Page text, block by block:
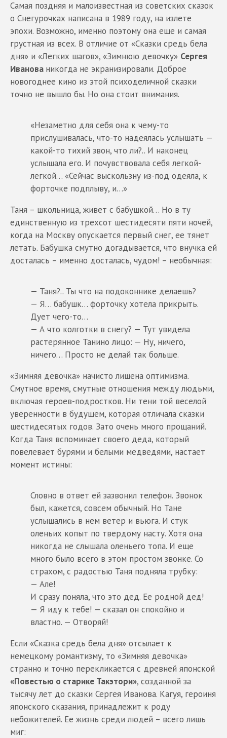
Самая поздняя и малоизвестная из советских сказок
о Снегурочках написана в 1989 году, на излете
эпохи. Возможно, именно поэтому она еще и самая
грустная из всех. В отличие от «Сказки средь бела
дня» и «Легких шагов», «Зимнюю девочку» Сергея
Иванова никогда не экранизировали. Доброе
новогоднее кино из этой психоделичной сказки
точно не вышло бы. Но она стоит внимания.
«Незаметно для себя она к чему-то
прислушивалась, что-то надеялась услышать —
какой-то тихий звон, что ли?.. И наконец
услышала его. И почувствовала себя легкой-
легкой… «Сейчас выскользну из-под одеяла, к
форточке подплыву, и…»
Таня – школьница, живет с бабушкой… Но в ту
единственную из трехсот шестидесяти пяти ночей,
когда на Москву опускается первый снег, ее тянет
летать. Бабушка смутно догадывается, что внучка ей
досталась – именно досталась, чудом! – необычная:
— Таня?.. Ты что на подоконнике делаешь?
— Я… бабушк… форточку хотела прикрыть.
Дует чего-то…
— А что колготки в снегу? — Тут увидела
растерянное Танино лицо: — Ну, ничего,
ничего… Просто не делай так больше.
«Зимняя девочка» начисто лишена оптимизма.
Смутное время, смутные отношения между людьми,
включая героев-подростков. Ни тени той веселой
уверенности в будущем, которая отличала сказки
шестидесятых годов. Зато очень много прощаний.
Когда Таня вспоминает своего деда, который
повелевает бурями и белыми медведями, настает
момент истины:
Словно в ответ ей зазвонил телефон. Звонок
был, кажется, совсем обычный. Но Тане
услышались в нем ветер и вьюга. И стук
оленьих копыт по твердому насту. Хотя она
никогда не слышала оленьего топа. И еще
много было всего в этом простом звонке. Со
страхом, с радостью Таня подняла трубку:
— Але!
И сразу поняла, что это дед. Ее родной дед!
— Я иду к тебе! — сказал он спокойно и
властно. — Отворяй!
Если «Сказка средь бела дня» отсылает к
немецкому романтизму, то «Зимняя девочка»
странно и точно перекликается с древней японской
«Повестью о старике Такэтори», созданной за
тысячу лет до сказки Сергея Иванова. Кагуя, героиня
японского сказания, принадлежит к роду
небожителей. Ее жизнь среди людей – всего лишь
миг: